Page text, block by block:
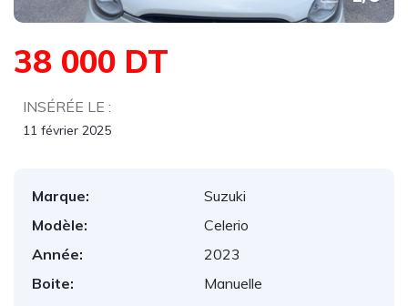
38 000 DT
INSÉRÉE LE :
11 février 2025
Marque:
Suzuki
Modèle:
Celerio
Année:
2023
Boite:
Manuelle